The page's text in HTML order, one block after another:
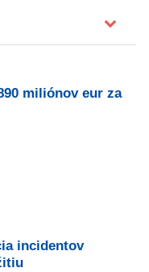
miliónov eur za
incidentov